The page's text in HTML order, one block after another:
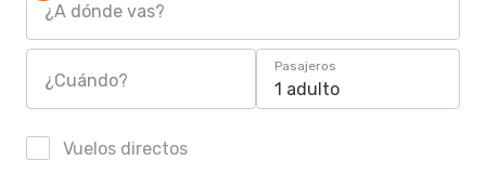
¿A dónde vas?
¿Cuándo?
Pasajeros
1 adulto
Vuelos directos